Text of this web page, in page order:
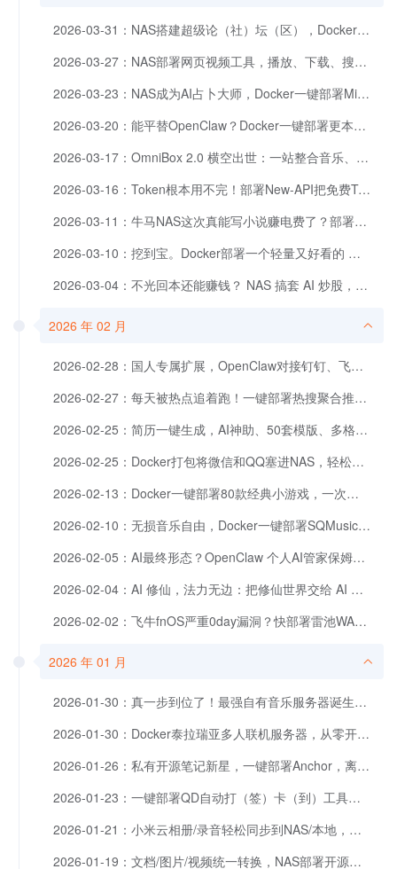
2026-03-31：NAS搭建超级论（社）坛（区），Docker一键部署NodeBB
2026-03-27：NAS部署网页视频工具，播放、下载、搜索，手机电脑都能用
2026-03-23：NAS成为AI占卜大师，Docker一键部署MiroFish
2026-03-20：能平替OpenClaw？Docker一键部署更本地化的CoPaw，国产开源AI个人助手。
2026-03-17：OmniBox 2.0 横空出世：一站整合音乐、有声书、直播与影视内容，全平台观看。
2026-03-16：Token根本用不完！部署New-API把免费Token一锅端，虾粮喂饱你的OpenClaw
2026-03-11：牛马NAS这次真能写小说赚电费了？部署Author实现写作自由，开源免费
2026-03-10：挖到宝。Docker部署一个轻量又好看的 Markdown 博客系统：PaperGrid
2026-03-04：不光回本还能赚钱？ NAS 搞套 AI 炒股，每日自动量化分析+推送提醒，拜见股神～
2026 年 02 月
2026-02-28：国人专属扩展，OpenClaw对接钉钉、飞书、QQ机器人、企业微信
2026-02-27：每天被热点追着跑！一键部署热搜聚合推送工具HotPush，智能过滤推送
2026-02-25：简历一键生成，AI神助、50套模版、多格式导出，Docker一键部署！
2026-02-25：Docker打包将微信和QQ塞进NAS，轻松一键部署
2026-02-13：Docker一键部署80款经典小游戏，一次玩个爽
2026-02-10：无损音乐自由，Docker一键部署SQMusic，专辑、封面、歌词直接打包。
2026-02-05：AI最终形态？OpenClaw 个人AI管家保姆级部署流程，轻松+愉快。
2026-02-04：AI 修仙，法力无边：把修仙世界交给 AI 后，它真的「活」了。
2026-02-02：飞牛fnOS严重0day漏洞？快部署雷池WAF加强你的NAS防护！
2026 年 01 月
2026-01-30：真一步到位了！最强自有音乐服务器诞生～一键部署道理鱼音乐
2026-01-30：Docker泰拉瑞亚多人联机服务器，从零开始～
2026-01-26：私有开源笔记新星，一键部署Anchor，离线照写、同步不丢。
2026-01-23：一键部署QD自动打（签）卡（到）工具，支持1000+平台和多种推送方式
2026-01-21：小米云相册/录音轻松同步到NAS/本地，支持多账户、全量/增量/定时备份
2026-01-19：文档/图片/视频统一转换，NAS部署开源免费的ConvertX